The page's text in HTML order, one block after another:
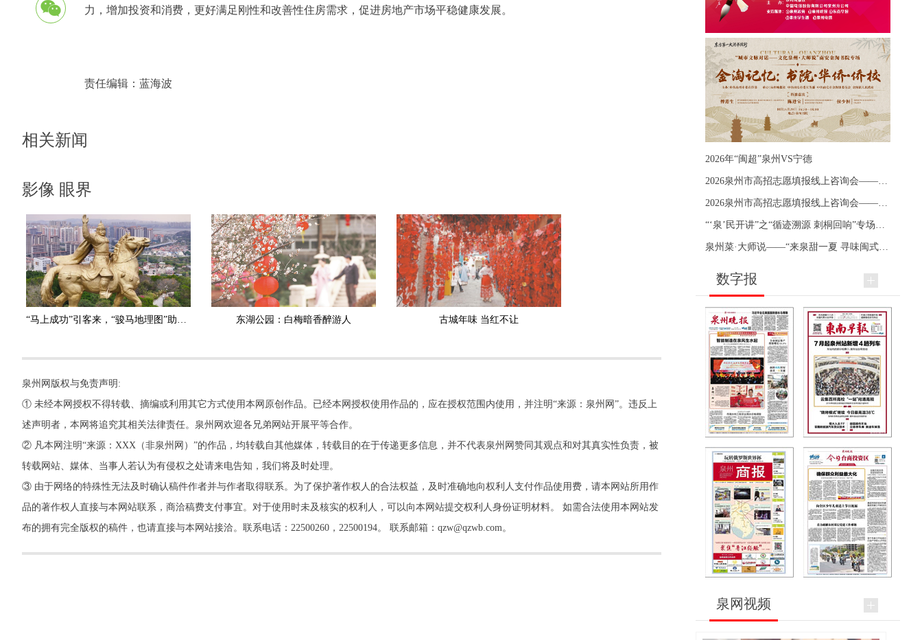
力，增加投资和消费，更好满足刚性和改善性住房需求，促进房地产市场平稳健康发展。
责任编辑： 蓝海波
相关新闻
影像 眼界
东湖公园：白梅暗香醉游人 古城年味 当红不让
泉州网版权与免责声明:
① 未经本网授权不得转载、摘编或利用其它方式使用本网原创作品。已经本网授权使用作品的，应在授权范围内使用，并注明“来源：泉州网”。违反上
述声明者，本网将追究其相关法律责任。泉州网欢迎各兄弟网站开展平等合作。
② 凡本网注明“来源：XXX（非泉州网）”的作品，均转载自其他媒体，转载目的在于传递更多信息，并不代表泉州网赞同其观点和对其真实性负责，被
转载网站、媒体、当事人若认为有侵权之处请来电告知，我们将及时处理。
③ 由于网络的特殊性无法及时确认稿件作者并与作者取得联系。为了保护著作权人的合法权益，及时准确地向权利人支付作品使用费，请本网站所用作
品的著作权人直接与本网站联系，商洽稿费支付事宜。对于使用时未及核实的权利人，可以向本网站提交权利人身份证明材料。 如需合法使用本网站发
布的拥有完全版权的稿件，也请直接与本网站接洽。联系电话：22500260，22500194。 联系邮箱：qzw@qzwb.com。
2026年“闽超”泉州VS宁德
数字报
泉网视频